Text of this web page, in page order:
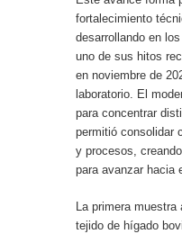
fortalecimiento
desarrollando en
uno de sus hitos
en noviembre de
laboratorio. El
para concentrar
permitió consolidar
y procesos,
para avanzar hacia
La primera muestra
tejido de hígado